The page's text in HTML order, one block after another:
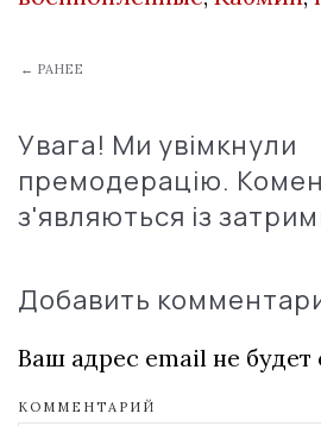
← РАНЕЕ
Увага! Ми увімкнули
премодерацію.
з'являються із
Добавить
Ваш адрес email не будет
КОММЕНТАРИЙ